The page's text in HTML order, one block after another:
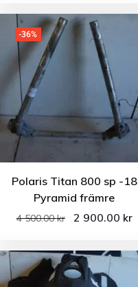
-36%
Polaris Titan 800 sp -18
Pyramid främre
4 500.00kr 2 900.00 kr